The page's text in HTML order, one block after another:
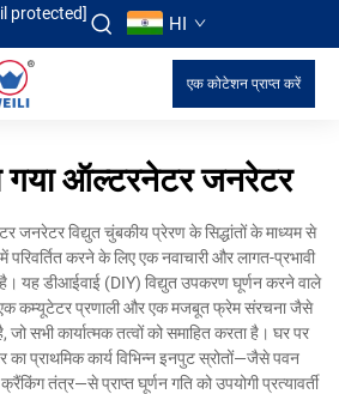
protected] HI
एक कोटेशन प्राप्त करें
गया ऑल्टरनेटर जनरेटर
जनरेटर विद्युत चुंबकीय प्रेरण के सिद्धांतों के माध्यम से
परिवर्तित करने के लिए एक नवाचारी और लागत-प्रभावी
है। यह डीआईवाई (DIY) विद्युत उपकरण घूर्णन करने वाले
कम्यूटेटर प्रणाली और एक मजबूत फ्रेम संरचना जैसे
सभी कार्यात्मक तत्वों को समाहित करता है। घर पर
प्राथमिक कार्य विभिन्न इनपुट स्रोतों—जैसे पवन
तंत्र—से प्राप्त घूर्णन गति को उपयोगी प्रत्यावर्ती